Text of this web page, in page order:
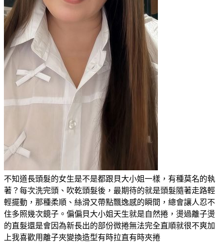
不知道長頭髮的女生是不是都跟貝大小姐一樣，有種莫名的執
著？每次洗完頭、吹乾頭髮後，最期待的就是頭髮隨著走路輕
輕擺動，那種柔順、絲滑又帶點飄逸感的瞬間，總會讓人忍不
住多照幾次鏡子。偏偏貝大小姐天生就是自然捲，燙過離子燙
的直髮還是會因為新長出的部份微捲無法完全直順就很不爽加
上我喜歡用離子夾變換造型有時拉直有時夾捲